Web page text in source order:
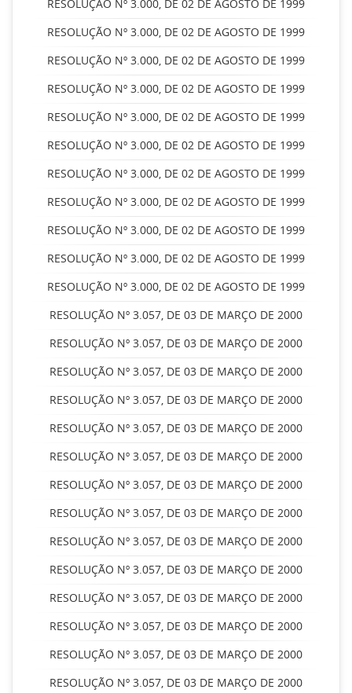
RESOLUÇÃO Nº 3.000, DE 02 DE AGOSTO DE 1999
RESOLUÇÃO Nº 3.000, DE 02 DE AGOSTO DE 1999
RESOLUÇÃO Nº 3.000, DE 02 DE AGOSTO DE 1999
RESOLUÇÃO Nº 3.000, DE 02 DE AGOSTO DE 1999
RESOLUÇÃO Nº 3.000, DE 02 DE AGOSTO DE 1999
RESOLUÇÃO Nº 3.000, DE 02 DE AGOSTO DE 1999
RESOLUÇÃO Nº 3.000, DE 02 DE AGOSTO DE 1999
RESOLUÇÃO Nº 3.000, DE 02 DE AGOSTO DE 1999
RESOLUÇÃO Nº 3.000, DE 02 DE AGOSTO DE 1999
RESOLUÇÃO Nº 3.000, DE 02 DE AGOSTO DE 1999
RESOLUÇÃO Nº 3.000, DE 02 DE AGOSTO DE 1999
RESOLUÇÃO Nº 3.057, DE 03 DE MARÇO DE 2000
RESOLUÇÃO Nº 3.057, DE 03 DE MARÇO DE 2000
RESOLUÇÃO Nº 3.057, DE 03 DE MARÇO DE 2000
RESOLUÇÃO Nº 3.057, DE 03 DE MARÇO DE 2000
RESOLUÇÃO Nº 3.057, DE 03 DE MARÇO DE 2000
RESOLUÇÃO Nº 3.057, DE 03 DE MARÇO DE 2000
RESOLUÇÃO Nº 3.057, DE 03 DE MARÇO DE 2000
RESOLUÇÃO Nº 3.057, DE 03 DE MARÇO DE 2000
RESOLUÇÃO Nº 3.057, DE 03 DE MARÇO DE 2000
RESOLUÇÃO Nº 3.057, DE 03 DE MARÇO DE 2000
RESOLUÇÃO Nº 3.057, DE 03 DE MARÇO DE 2000
RESOLUÇÃO Nº 3.057, DE 03 DE MARÇO DE 2000
RESOLUÇÃO Nº 3.057, DE 03 DE MARÇO DE 2000
RESOLUÇÃO Nº 3.057, DE 03 DE MARÇO DE 2000